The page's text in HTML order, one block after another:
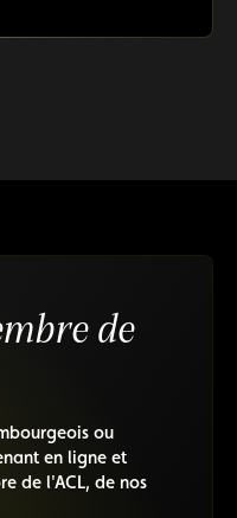
de
ou
en ligne et
de l'ACL, de nos